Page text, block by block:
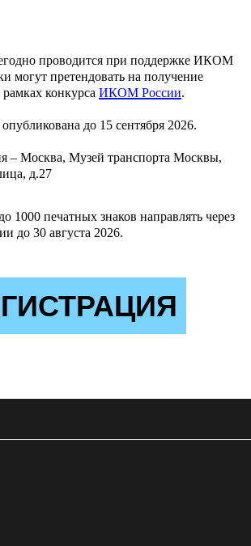
проводится при поддержке ИКОМ
могут претендовать на получение
конкурса ИКОМ России.
до 15 сентября 2026.
– Москва, Музей транспорта Москвы,
д.27
1000 печатных знаков направлять через
до 30 августа 2026.
Позвонить нам
Билеты и льготы
совет